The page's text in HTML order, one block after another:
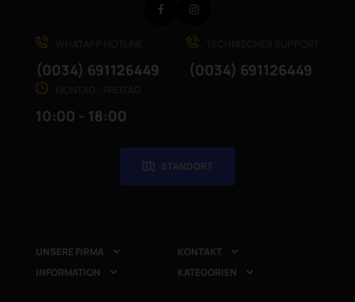
(0034) 691126449 (0034) 691126449
10:00 - 18:00
STANDORT
Facebook
UNSERE FIRMA  KONTAKT 
INFORMATION  KATEGORIEN 